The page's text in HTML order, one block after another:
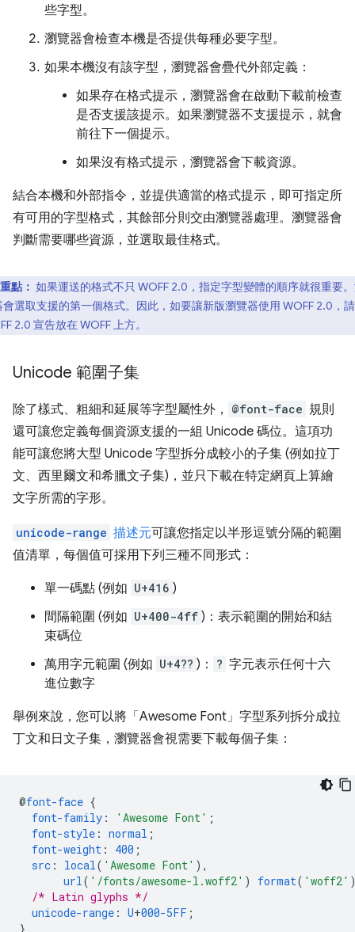
些字型。
瀏覽器會檢查本機是否提供每種必要字型。
如果本機沒有該字型，瀏覽器會疊代外部定義：
如果存在格式提示，瀏覽器會在啟動下載前檢查
是否支援該提示。如果瀏覽器不支援提示，就會
前往下一個提示。
如果沒有格式提示，瀏覽器會下載資源。
結合本機和外部指令，並提供適當的格式提示，即可指定所
有可用的字型格式，其餘部分則交由瀏覽器處理。瀏覽器會
判斷需要哪些資源，並選取最佳格式。
重點： 如果運送的格式不只 WOFF 2.0，指定字型變體的順序就很重要
會選取支援的第一個格式。因此，如要讓新版瀏覽器使用 WOFF 2.0，
2.0 宣告放在 WOFF 上方。
Unicode 範圍子集
除了樣式、粗細和延展等字型屬性外， @font-face 規則
還可讓您定義每個資源支援的一組 Unicode 碼位。這項功
能可讓您將大型 Unicode 字型拆分成較小的子集 (例如拉丁
文、西里爾文和希臘文子集)，並只下載在特定網頁上算繪
文字所需的字形。
unicode-range 描述元可讓您指定以半形逗號分隔的範圍
值清單，每個值可採用下列三種不同形式：
單一碼點 (例如 U+416 )
間隔範圍 (例如 U+400-4ff )：表示範圍的開始和結
束碼位
萬用字元範圍 (例如 U+4?? )： ? 字元表示任何十六
進位數字
舉例來說，您可以將「Awesome Font」 字型系列拆分成拉
丁文和日文子集，瀏覽器會視需要下載每個子集：
@font-face {
font-family : 'Awesome Font' ;
font-style : normal ;
font-weight : 400 ;
src : local ( 'Awesome Font' ),
url ( '/fonts/awesome-l.woff2' ) format( 'woff2'
/* Latin glyphs */
unicode-range : U+000-5FF ;
}